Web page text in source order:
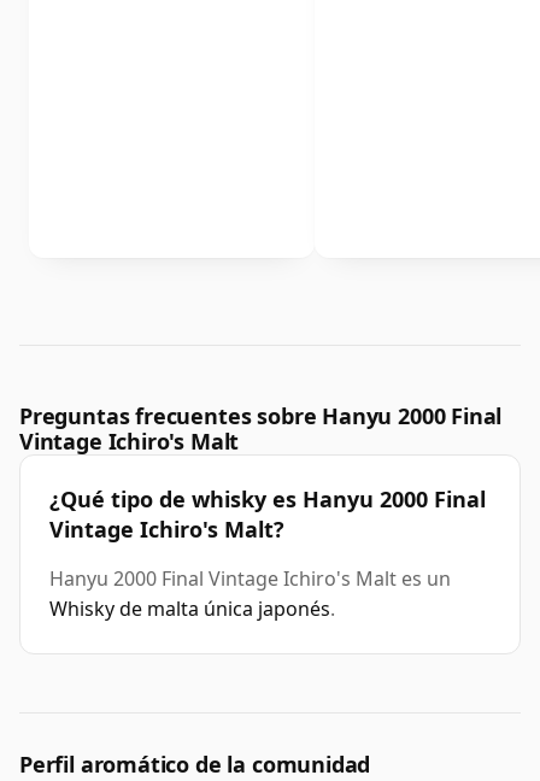
Preguntas frecuentes sobre Hanyu 2000 Final
Vintage Ichiro's Malt
¿Qué tipo de whisky es Hanyu 2000 Final
Vintage Ichiro's Malt?
Hanyu 2000 Final Vintage Ichiro's Malt es un
Whisky de malta única japonés.
Perfil aromático de la comunidad